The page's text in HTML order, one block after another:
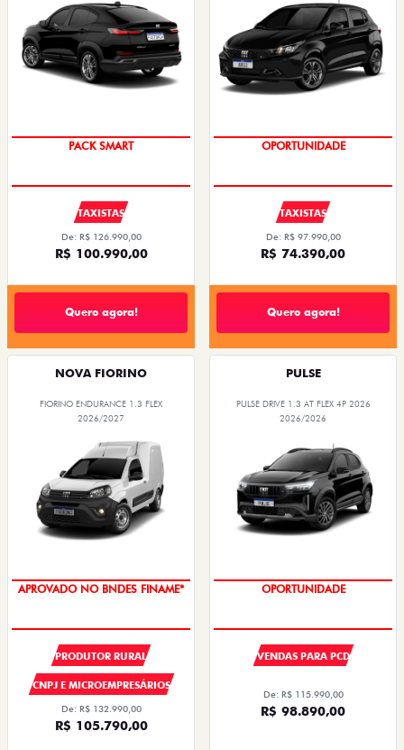
PACK SMART
TAXISTAS
De: R$ 126.990,00
R$ 100.990,00
Quero agora!
OPORTUNIDADE
TAXISTAS
De: R$ 97.990,00
R$ 74.390,00
Quero agora!
NOVA FIORINO
FIORINO ENDURANCE 1.3 FLEX
2026/2027
APROVADO NO BNDES FINAME*
PRODUTOR RURAL
CNPJ E MICROEMPRESÁRIOS
De: R$ 132.990,00
R$ 105.790,00
PULSE
PULSE DRIVE 1.3 AT FLEX 4P 2026
2026/2026
OPORTUNIDADE
VENDAS PARA PCD
De: R$ 115.990,00
R$ 98.890,00